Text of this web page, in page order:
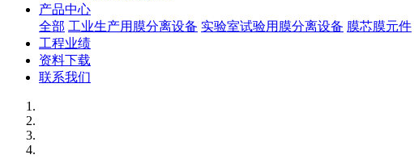
产品中心
全部 工业生产用膜分离设备 实验室试验用膜分离设备 膜芯膜元件
工程业绩
资料下载
联系我们